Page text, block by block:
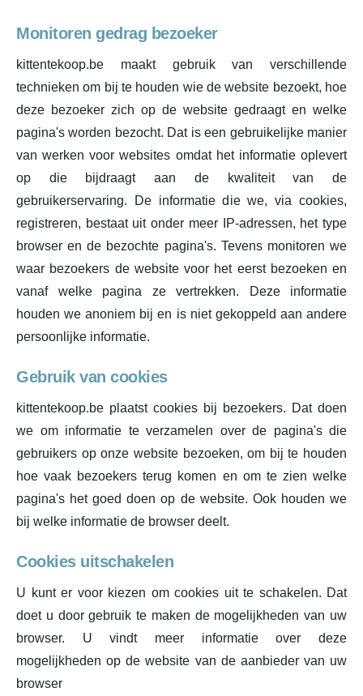
Monitoren gedrag bezoeker
kittentekoop.be maakt gebruik van verschillende
technieken om bij te houden wie de website bezoekt, hoe
deze bezoeker zich op de website gedraagt en welke
pagina's worden bezocht. Dat is een gebruikelijke manier
van werken voor websites omdat het informatie oplevert
op die bijdraagt aan de kwaliteit van de
gebruikerservaring. De informatie die we, via cookies,
registreren, bestaat uit onder meer IP-adressen, het type
browser en de bezochte pagina's. Tevens monitoren we
waar bezoekers de website voor het eerst bezoeken en
vanaf welke pagina ze vertrekken. Deze informatie
houden we anoniem bij en is niet gekoppeld aan andere
persoonlijke informatie.
Gebruik van cookies
kittentekoop.be plaatst cookies bij bezoekers. Dat doen
we om informatie te verzamelen over de pagina's die
gebruikers op onze website bezoeken, om bij te houden
hoe vaak bezoekers terug komen en om te zien welke
pagina's het goed doen op de website. Ook houden we
bij welke informatie de browser deelt.
Cookies uitschakelen
U kunt er voor kiezen om cookies uit te schakelen. Dat
doet u door gebruik te maken de mogelijkheden van uw
browser. U vindt meer informatie over deze
mogelijkheden op de website van de aanbieder van uw
browser